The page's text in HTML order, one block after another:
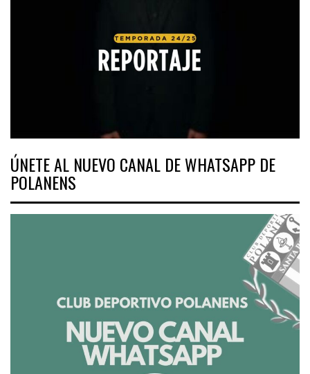
ÚNETE AL NUEVO CANAL DE WHATSAPP DE
POLANENS